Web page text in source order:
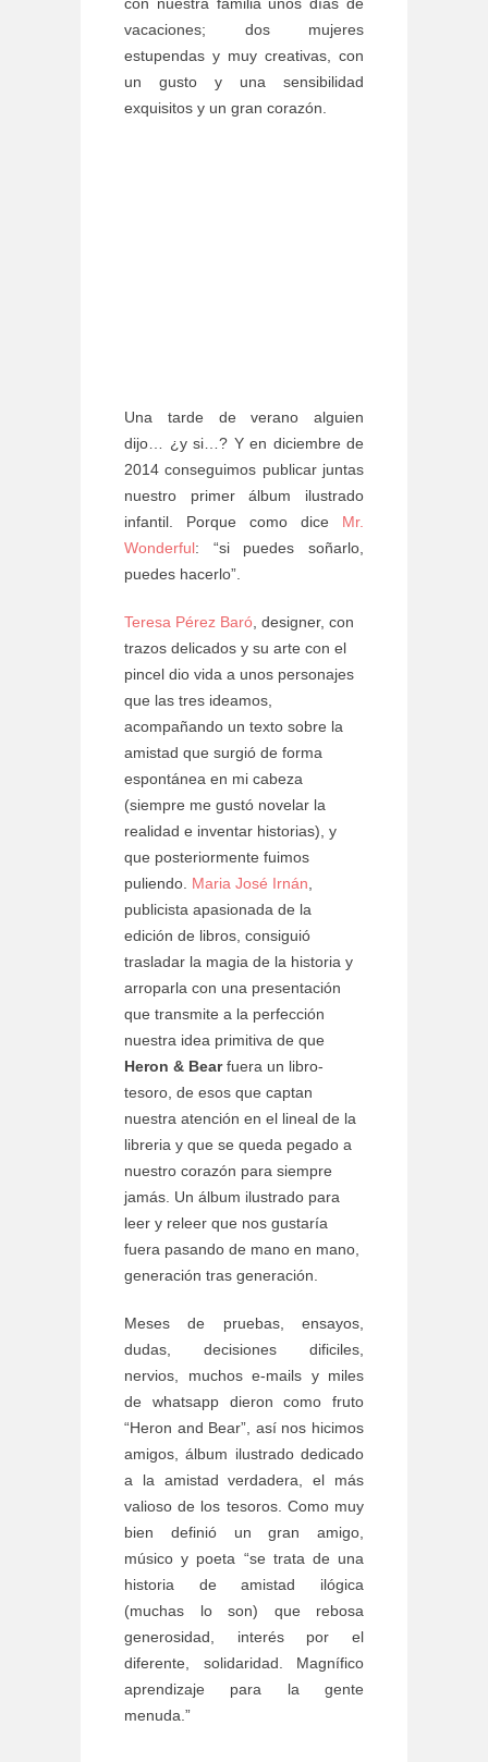
con nuestra familia unos días de
vacaciones; dos mujeres
estupendas y muy creativas, con
un gusto y una sensibilidad
exquisitos y un gran corazón.
Una tarde de verano alguien
dijo… ¿y si…? Y en diciembre de
2014 conseguimos publicar juntas
nuestro primer álbum ilustrado
infantil. Porque como dice Mr.
Wonderful: “si puedes soñarlo,
puedes hacerlo”.
Teresa Pérez Baró, designer, con
trazos delicados y su arte con el
pincel dio vida a unos personajes
que las tres ideamos,
acompañando un texto sobre la
amistad que surgió de forma
espontánea en mi cabeza
(siempre me gustó novelar la
realidad e inventar historias), y
que posteriormente fuimos
puliendo. Maria José Irnán,
publicista apasionada de la
edición de libros, consiguió
trasladar la magia de la historia y
arroparla con una presentación
que transmite a la perfección
nuestra idea primitiva de que
Heron & Bearfuera un libro-
tesoro, de esos que captan
nuestra atención en el lineal de la
libreria y que se queda pegado a
nuestro corazón para siempre
jamás. Un álbum ilustrado para
leer y releer que nos gustaría
fuera pasando de mano en mano,
generación tras generación.
Meses de pruebas, ensayos,
dudas, decisiones dificiles,
nervios, muchos e-mails y miles
de whatsapp dieron como fruto
“Heron and Bear”, así nos hicimos
amigos, álbum ilustrado dedicado
a la amistad verdadera, el más
valioso de los tesoros. Como muy
bien definió un gran amigo,
músico y poeta “se trata de una
historia de amistad ilógica
(muchas lo son) que rebosa
generosidad, interés por el
diferente, solidaridad. Magnífico
aprendizaje para la gente
menuda.”